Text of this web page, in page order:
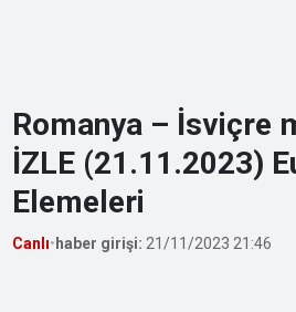
Romanya – İsviçre
İZLE (21.11.2023)
Elemeleri
Canlı• haber girişi: 21/11/2023 21:46